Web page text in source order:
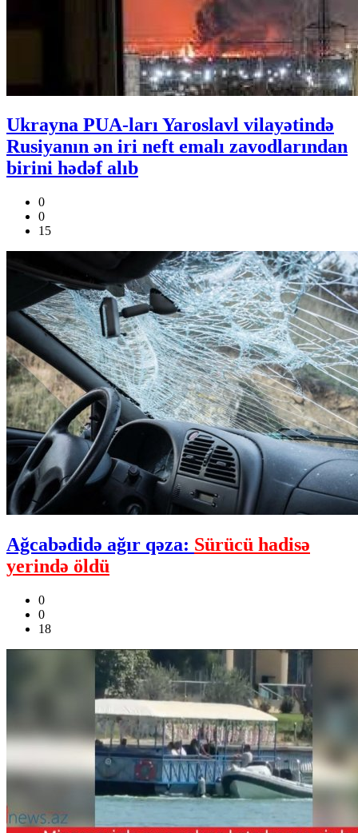
Ukrayna PUA-ları Yaroslavl vilayətində
Rusiyanın ən iri neft emalı zavodlarından
birini hədəf alıb
0
0
15
Ağcabədidə ağır qəza: Sürücü hadisə
yerində öldü
0
0
18